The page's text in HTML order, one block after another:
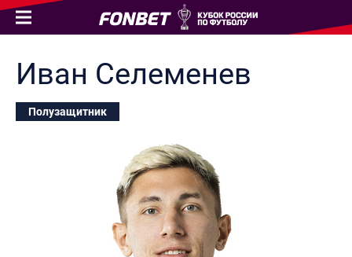
Иван Селеменев
Полузащитник